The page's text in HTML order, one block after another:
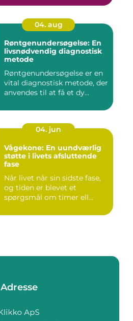
04. aug
Røntgenundersøgelse: En
livsnødvendig diagnostisk
metode
Røntgenundersøgelse er en
vital diagnostisk metode, der
anvendes til at få et dy...
04. jun
Vågekone: En uundværlig
støtte i livets afsluttende
fase
Når livet når sin sidste fase,
og tiden er blevet et
spørgsmål om timer ell...
Adresse